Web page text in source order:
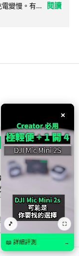
用
變慢。有...
閱讀
業績報告理
國退還關稅款項帶
關稅為由調高美
讀全文
×
🎵 ⛶
📖 詳細評測 →